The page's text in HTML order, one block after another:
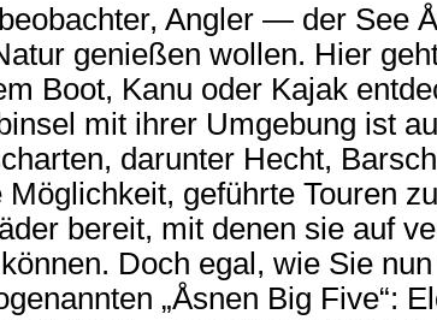
Angler — der See
genießen wollen. Hier
Boot, Kanu oder Kajak
mit ihrer Umgebung ist
darunter Hecht,
geführte Touren
bereit, mit denen sie auf
Doch egal, wie Sie
„Åsnen Big Five“: